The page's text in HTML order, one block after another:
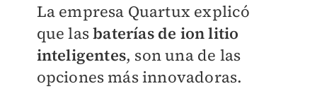
La empresa Quartux explicó
que lasbaterías de ion litio
inteligentes, son una de las
opciones más innovadoras.